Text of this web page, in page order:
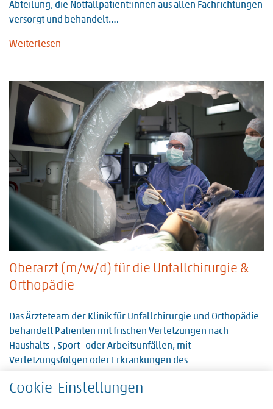
Abteilung, die Notfallpatient:innen aus allen Fachrichtungen
versorgt und behandelt.…
Weiterlesen
Oberarzt (m/w/d) für die Unfallchirurgie &
Orthopädie
Das Ärzteteam der Klinik für Unfallchirurgie und Orthopädie
behandelt Patienten mit frischen Verletzungen nach
Haushalts-, Sport- oder Arbeitsunfällen, mit
Verletzungsfolgen oder Erkrankungen des
Cookie-Einstellungen